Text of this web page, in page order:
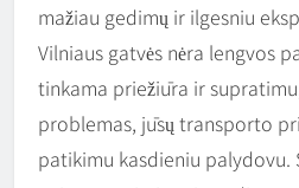
mažiau gedimų ir ilgesniu
Vilniaus gatvės nėra lengvos
tinkama priežiūra ir
problemas, jūsų transporto
patikimu kasdieniu palydovu.